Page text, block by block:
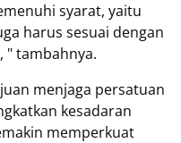
syarat, yaitu
harus sesuai dengan
" tambahnya.
menjaga persatuan
kesadaran
memperkuat